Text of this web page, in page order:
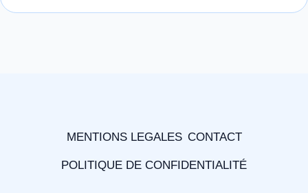
MENTIONS LEGALES CONTACT
POLITIQUE DE CONFIDENTIALITÉ